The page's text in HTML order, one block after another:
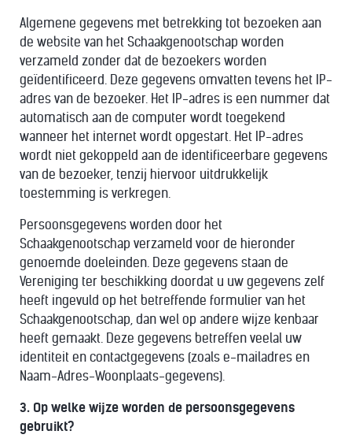
Algemene gegevens met betrekking tot bezoeken aan
de website van het Schaakgenootschap worden
verzameld zonder dat de bezoekers worden
geïdentificeerd. Deze gegevens omvatten tevens het IP-
adres van de bezoeker. Het IP-adres is een nummer dat
automatisch aan de computer wordt toegekend
wanneer het internet wordt opgestart. Het IP-adres
wordt niet gekoppeld aan de identificeerbare gegevens
van de bezoeker, tenzij hiervoor uitdrukkelijk
toestemming is verkregen.
Persoonsgegevens worden door het
Schaakgenootschap verzameld voor de hieronder
genoemde doeleinden. Deze gegevens staan de
Vereniging ter beschikking doordat u uw gegevens zelf
heeft ingevuld op het betreffende formulier van het
Schaakgenootschap, dan wel op andere wijze kenbaar
heeft gemaakt. Deze gegevens betreffen veelal uw
identiteit en contactgegevens (zoals e-mailadres en
Naam-Adres-Woonplaats-gegevens).
3. Op welke wijze worden de persoonsgegevens
gebruikt?